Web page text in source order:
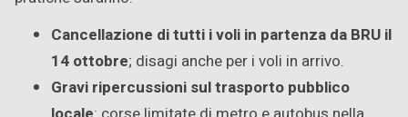
Cancellazione di tutti i voli in partenza da BRU il
14 ottobre; disagi anche per i voli in arrivo.
Gravi ripercussioni sul trasporto pubblico